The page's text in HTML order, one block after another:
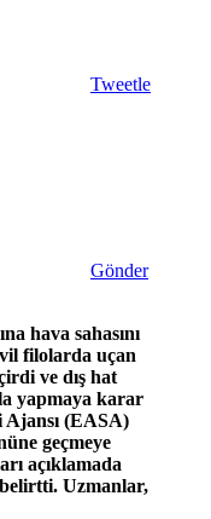
Tweetle
Gönder
hava sahasını
filolarda uçan
ve dış hat
yapmaya karar
Ajansı (EASA)
geçmeye
açıklamada
Uzmanlar,